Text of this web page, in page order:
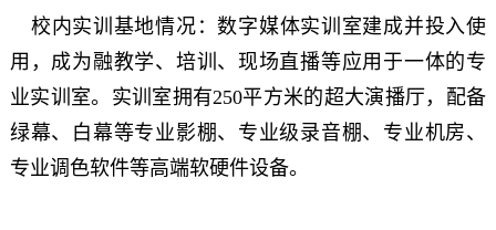
校内实训基地情况：数字媒体实训室建成并投入使
用，成为融教学、培训、现场直播等应用于一体的专
业实训室。实训室拥有250平方米的超大演播厅，配备
绿幕、白幕等专业影棚、专业级录音棚、专业机房、
专业调色软件等高端软硬件设备。